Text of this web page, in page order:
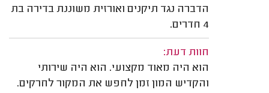
הדברה נגד תיקנים ואורזית משוננת בדירה בת
4 חדרים.
חוות דעת:
הוא היה מאוד מקצועי. הוא היה שירותי
והקדיש המון זמן לחפש את המקור לחרקים.